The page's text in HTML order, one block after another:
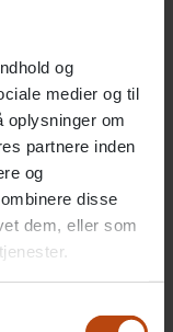
og
medier og til
oplysninger om
partnere inden
og
disse
dem, eller som
brochure, hvor